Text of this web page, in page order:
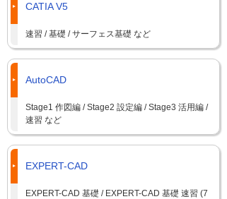
CATIA V5
速習 / 基礎 / サーフェス基礎 など
AutoCAD
Stage1 作図編 / Stage2 設定編 / Stage3 活用編 /
速習 など
EXPERT-CAD
EXPERT-CAD 基礎 / EXPERT-CAD 基礎 速習 (7